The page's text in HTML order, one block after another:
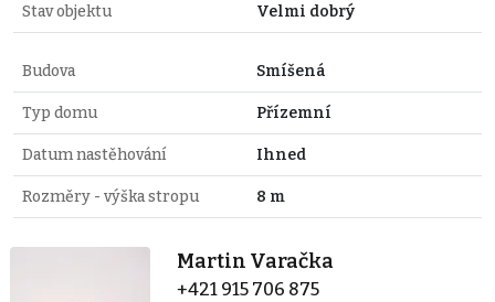
Stav objektu Velmi dobrý
Budova Smíšená
Typ domu Přízemní
Datum nastěhování Ihned
Rozměry - výška stropu 8 m
Martin Varačka
+421 915 706 875